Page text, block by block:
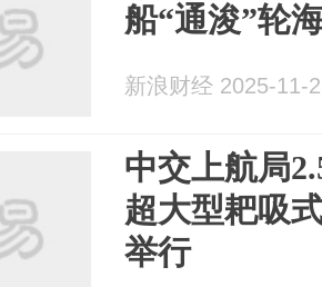
船“通浚”轮
新浪财经 2025-11-
中交上航局
超大型耙吸
举行